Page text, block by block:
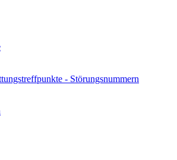
- Störungsnummern